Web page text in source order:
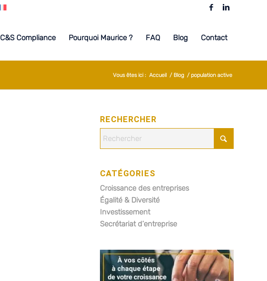
C&S Compliance Pourquoi Maurice ? FAQ Blog Contact
Vous êtes ici : Accueil / Blog / population active
RECHERCHER
CATÉGORIES
Croissance des entreprises
Égalité & Diversité
Investissement
Secrétariat d’entreprise